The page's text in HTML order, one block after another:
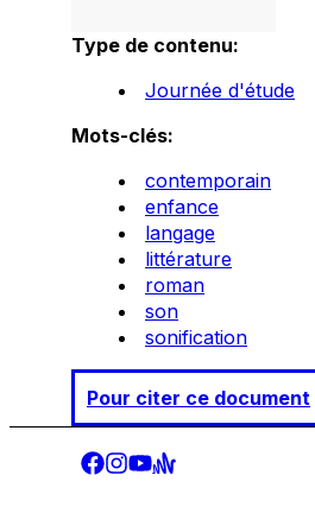
Type de contenu:
Journée d'étude
Mots-clés:
contemporain
enfance
langage
littérature
roman
son
sonification
Pour citer ce document